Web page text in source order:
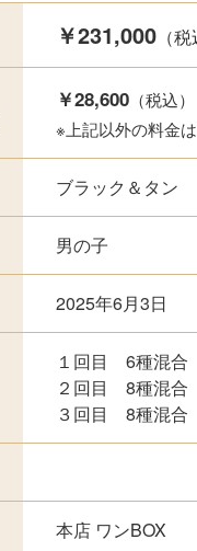
￥231,000 （税
￥28,600 （税込）
※上記以外の料金は
ブラック＆タン
男の子
2025年6月3日
１回目 6種混合
２回目 8種混合
３回目 8種混合
本店 ワンBOX